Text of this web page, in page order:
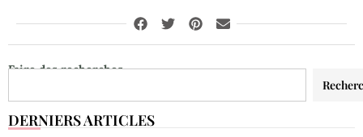
Faire des recherches
DERNIERS ARTICLES